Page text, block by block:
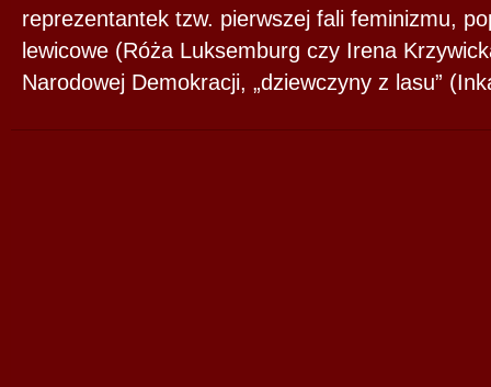
reprezentantek tzw. pierwszej fali feminizmu,
lewicowe (Róża Luksemburg czy Irena
Narodowej Demokracji, „dziewczyny z lasu”